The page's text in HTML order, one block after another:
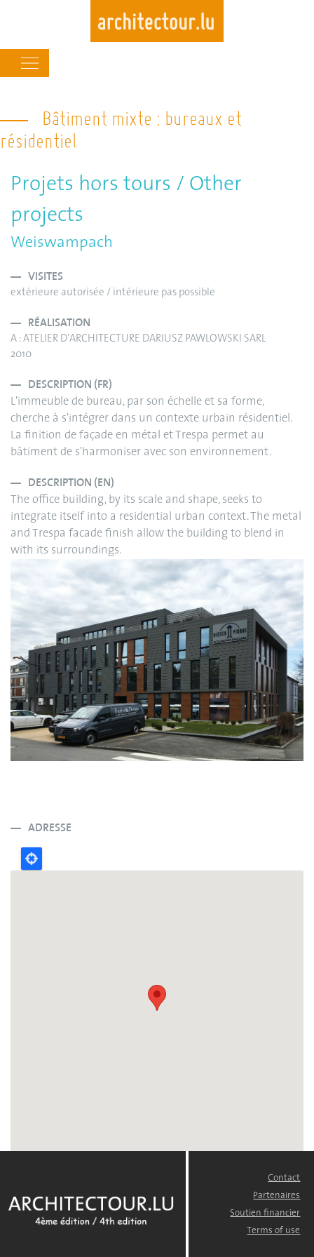
main
navigation
Bâtiment mixte : bureaux et
résidentiel
Projets hors tours / Other
projects
Weiswampach
VISITES
extérieure autorisée / intérieure pas possible
RÉALISATION
A : ATELIER D'ARCHITECTURE DARIUSZ PAWLOWSKI SARL
2010
DESCRIPTION (FR)
L'immeuble de bureau, par son échelle et sa forme,
cherche à s'intégrer dans un contexte urbain résidentiel.
La finition de façade en métal et Trespa permet au
bâtiment de s'harmoniser avec son environnement.
DESCRIPTION (EN)
The office building, by its scale and shape, seeks to
integrate itself into a residential urban context. The metal
and Trespa facade finish allow the building to blend in
with its surroundings.
ADRESSE
Contact
Partenaires
Soutien financier
Terms of use